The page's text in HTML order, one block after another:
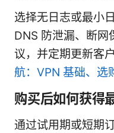
选择无日志或最小
DNS 防泄漏、断网
议，并定期更新客
航：VPN 基础、选
购买后如何获得
通过试用期或短期